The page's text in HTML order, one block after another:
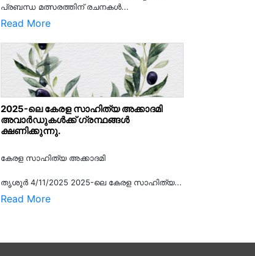
പ്രബന്ധ മത്സരത്തിന് രചനകൾ...
Read More
2025-ലെ കേരള സാഹിത്യ അക്കാദമി
അവാർഡുകൾക്ക് ഗ്രന്ഥങ്ങൾ
ക്ഷണിക്കുന്നു.
കേരള സാഹിത്യ അക്കാദമി
തൃശൂര്‍ 4/11/2025 2025-ലെ കേരള സാഹിത്യ...
Read More